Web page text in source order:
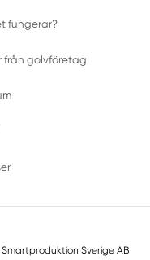
fungerar?
från golvföretag
Smartproduktion Sverige AB